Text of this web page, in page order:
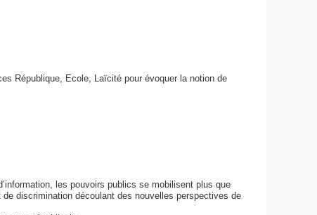
République, Ecole, Laïcité pour évoquer la notion de
les pouvoirs publics se mobilisent plus que
discrimination découlant des nouvelles perspectives de